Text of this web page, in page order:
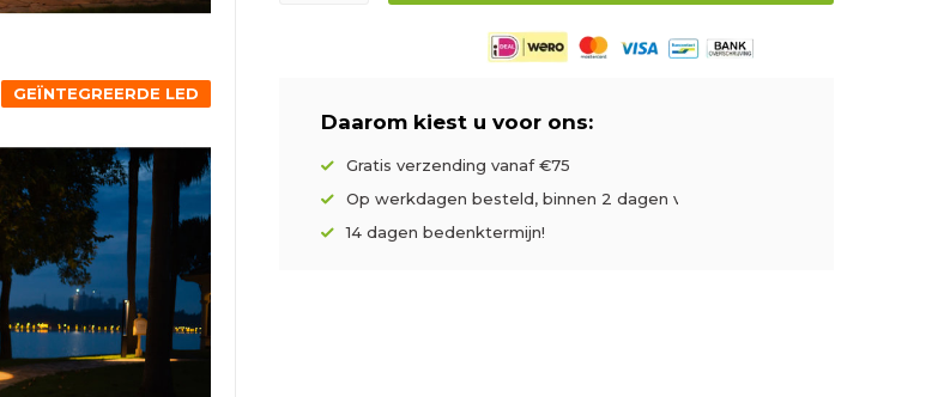
GEÏNTEGREERDE LED
Daarom kiest u voor ons:
Gratis verzending vanaf €75
Op werkdagen besteld, binnen 2 dagen verzonden
14 dagen bedenktermijn!